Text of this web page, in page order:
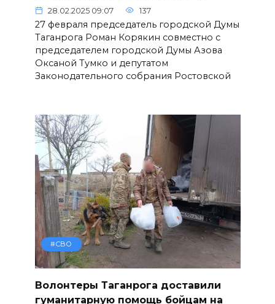
28.02.2025 09:07 137
27 февраля председатель городской Думы
Таганрога Роман Корякин совместно с
председателем городской Думы Азова
Оксаной Тумко и депутатом
Законодательного собрания Ростовской
#СВО
Волонтеры Таганрога доставили
гуманитарную помощь бойцам на